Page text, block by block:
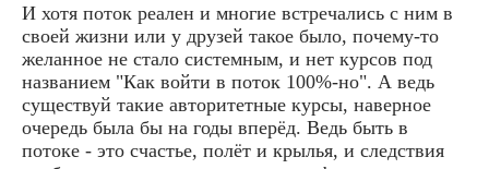
И хотя поток реален и многие встречались с ним в
своей жизни или у друзей такое было, почему-то
желанное не стало системным, и нет курсов под
названием "Как войти в поток 100%-но". А ведь
существуй такие авторитетные курсы, наверное
очередь была бы на годы вперёд. Ведь быть в
потоке - это счастье, полёт и крылья, и следствия